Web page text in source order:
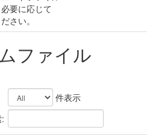
要に応じて
さい。
ファイル
件表示